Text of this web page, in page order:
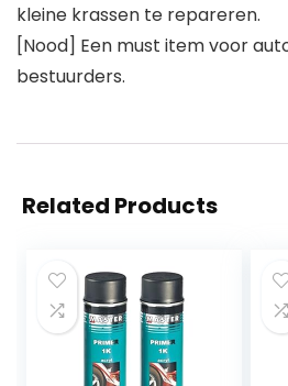
kleine krassen te repareren.
[Nood] Een must item voor
bestuurders.
Related Products